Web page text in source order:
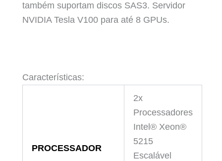
também suportam discos SAS3. Servidor
NVIDIA Tesla V100 para até 8 GPUs.
Características:
PROCESSADOR
2x
Processadores
Intel® Xeon®
5215
Escalável